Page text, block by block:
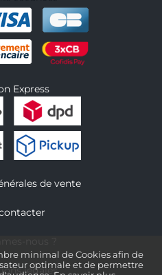
minimal de Cookies afin de
optimale et de permettre
Express
de vente
légales